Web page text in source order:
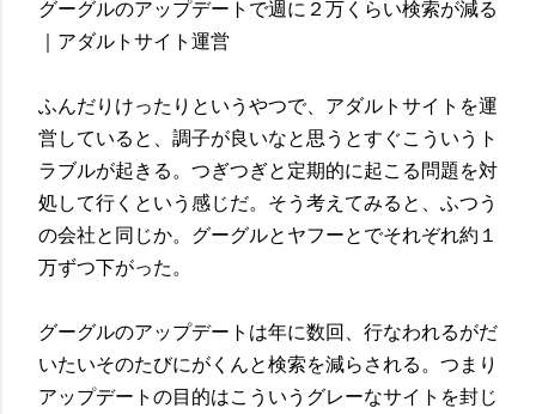
グーグルのアップデートで週に２万くらい検索が減る
｜アダルトサイト運営
ふんだりけったりというやつで、アダルトサイトを運
営していると、調子が良いなと思うとすぐこういうト
ラブルが起きる。つぎつぎと定期的に起こる問題を対
処して行くという感じだ。そう考えてみると、ふつう
の会社と同じか。グーグルとヤフーとでそれぞれ約１
万ずつ下がった。
グーグルのアップデートは年に数回、行なわれるがだ
いたいそのたびにがくんと検索を減らされる。つまり
アップデートの目的はこういうグレーなサイトを封じ